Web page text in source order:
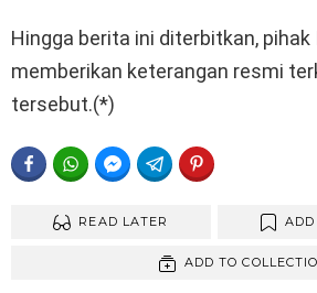
Hingga berita ini diterbitkan, pihak
memberikan keterangan resmi
tersebut.(*)
FACEBOOKWHATSAPPFACEBOOK MESSENGER
TELEGRAM
READ LATER
ADD TO